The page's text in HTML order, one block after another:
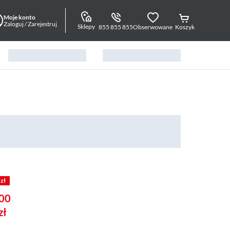
Moje konto
Zaloguj / Zarejestruj
Sklepy 855 855 855Obserwowane Koszyk